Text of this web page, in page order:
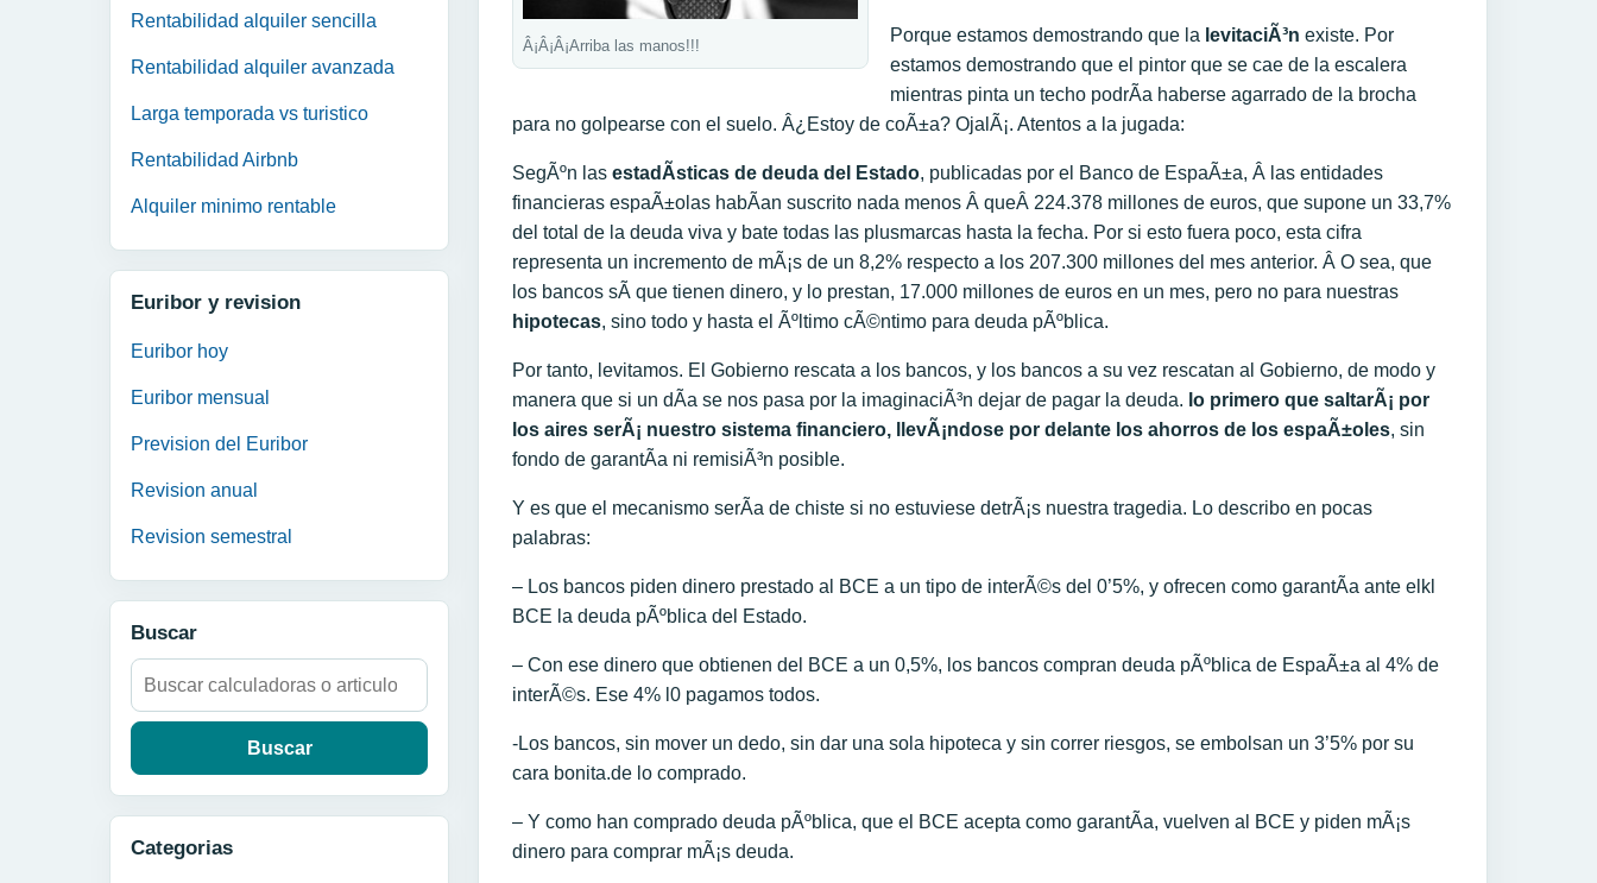
Rentabilidad alquiler sencilla
Rentabilidad alquiler avanzada
Larga temporada vs turistico
Rentabilidad Airbnb
Alquiler minimo rentable
Euribor y revision
Euribor hoy
Euribor mensual
Prevision del Euribor
Revision anual
Revision semestral
Buscar
Buscar:
Categorias
Â¡Â¡Â¡Arriba las manos!!!
Porque estamos demostrando que la levitaciÃ³n existe. Por
estamos demostrando que el pintor que se cae de la escalera
mientras pinta un techo podrÃ­a haberse agarrado de la brocha
para no golpearse con el suelo. Â¿Estoy de coÃ±a? OjalÃ¡. Atentos a la jugada:
SegÃºn las estadÃ­sticas de deuda del Estado, publicadas por el Banco de EspaÃ±a, Â las entidades
financieras espaÃ±olas habÃ­an suscrito nada menos Â queÂ 224.378 millones de euros, que supone un 33,7%
del total de la deuda viva y bate todas las plusmarcas hasta la fecha. Por si esto fuera poco, esta cifra
representa un incremento de mÃ¡s de un 8,2% respecto a los 207.300 millones del mes anterior. Â O sea, que
los bancos sÃ­ que tienen dinero, y lo prestan, 17.000 millones de euros en un mes, pero no para nuestras
hipotecas, sino todo y hasta el Ãºltimo cÃ©ntimo para deuda pÃºblica.
Por tanto, levitamos. El Gobierno rescata a los bancos, y los bancos a su vez rescatan al Gobierno, de modo y
manera que si un dÃ­a se nos pasa por la imaginaciÃ³n dejar de pagar la deuda. lo primero que saltarÃ¡ por
los aires serÃ¡ nuestro sistema financiero, llevÃ¡ndose por delante los ahorros de los espaÃ±oles, sin
fondo de garantÃ­a ni remisiÃ³n posible.
Y es que el mecanismo serÃ­a de chiste si no estuviese detrÃ¡s nuestra tragedia. Lo describo en pocas
palabras:
– Los bancos piden dinero prestado al BCE a un tipo de interÃ©s del 0’5%, y ofrecen como garantÃ­a ante elkl
BCE la deuda pÃºblica del Estado.
– Con ese dinero que obtienen del BCE a un 0,5%, los bancos compran deuda pÃºblica de EspaÃ±a al 4% de
interÃ©s. Ese 4% l0 pagamos todos.
-Los bancos, sin mover un dedo, sin dar una sola hipoteca y sin correr riesgos, se embolsan un 3’5% por su
cara bonita.de lo comprado.
– Y como han comprado deuda pÃºblica, que el BCE acepta como garantÃ­a, vuelven al BCE y piden mÃ¡s
dinero para comprar mÃ¡s deuda.